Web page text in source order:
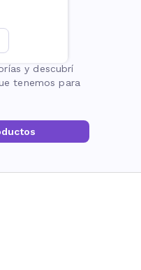
existe
y descubrí
tenemos para